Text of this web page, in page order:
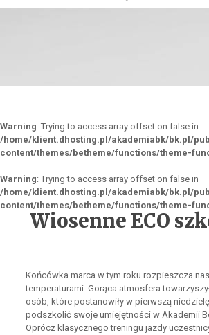
Warning: Trying to access array offset on false in
/home/klient.dhosting.pl/akademiabk/bk.pl/
content/themes/betheme/functions/theme-
Warning: Trying to access array offset on false in
/home/klient.dhosting.pl/akademiabk/bk.pl/
content/themes/betheme/functions/theme-
Wiosenne ECO
Końcówka marca w tym roku rozpieszcza
temperaturami. Gorąca atmosfera
osób, które postanowiły w pierwszą
podszkolić swoje umiejętności w Akademii
Oprócz klasycznego treningu jazdy